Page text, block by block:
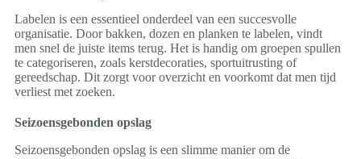
Labelen is een essentieel onderdeel van een succesvolle
organisatie. Door bakken, dozen en planken te labelen, vindt
men snel de juiste items terug. Het is handig om groepen spullen
te categoriseren, zoals kerstdecoraties, sportuitrusting of
gereedschap. Dit zorgt voor overzicht en voorkomt dat men tijd
verliest met zoeken.
Seizoensgebonden opslag
Seizoensgebonden opslag is een slimme manier om de